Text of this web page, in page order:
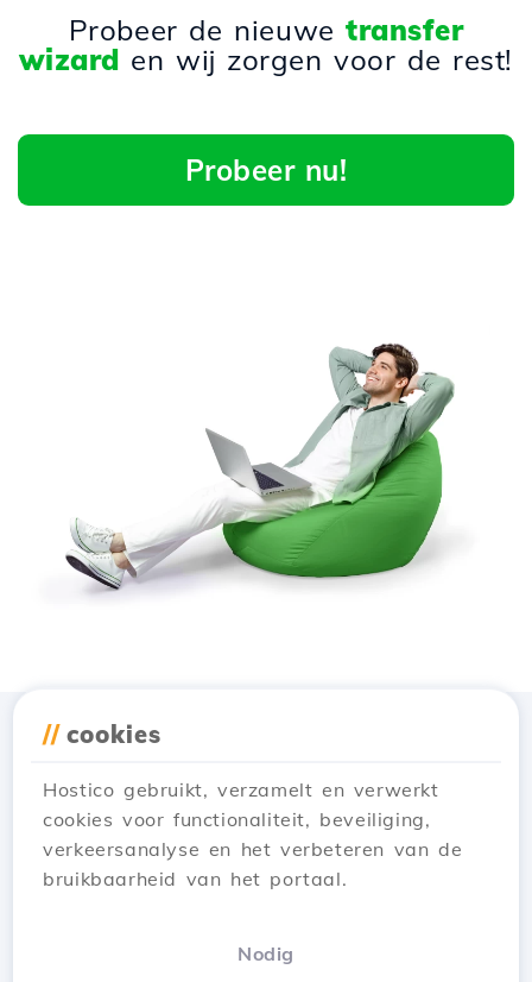
Probeer de nieuwetransfer
wizard en wij zorgen voor de rest!
Probeer nu!
// cookies
Hostico gebruikt, verzamelt en verwerkt
cookies voor functionaliteit, beveiliging,
verkeersanalyse en het verbeteren van de
bruikbaarheid van het portaal.
Nodig
Download de app